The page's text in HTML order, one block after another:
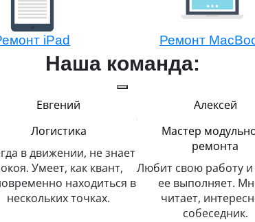
iPad Ремонт
Наша команда:
Евгений
Логистика
в движении, не знает
Умеет, как квант,
находиться в
нескольких точках.
Алексей
Мастер
ремонта
Любит свою работу и
ее выполняет.
читает,
собеседник.